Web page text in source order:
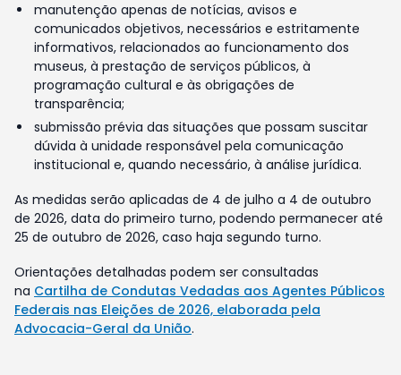
manutenção apenas de notícias, avisos e
comunicados objetivos, necessários e estritamente
informativos, relacionados ao funcionamento dos
museus, à prestação de serviços públicos, à
programação cultural e às obrigações de
transparência;
submissão prévia das situações que possam suscitar
dúvida à unidade responsável pela comunicação
institucional e, quando necessário, à análise jurídica.
As medidas serão aplicadas de 4 de julho a 4 de outubro
de 2026, data do primeiro turno, podendo permanecer até
25 de outubro de 2026, caso haja segundo turno.
Orientações detalhadas podem ser consultadas
na Cartilha de Condutas Vedadas aos Agentes Públicos
Federais nas Eleições de 2026, elaborada pela
Advocacia-Geral da União.